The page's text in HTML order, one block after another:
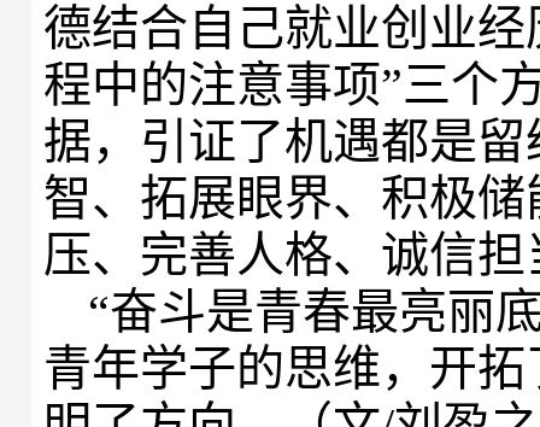
德结合自己就业创业
程中的注意事项”三个
据，引证了机遇都是
智、拓展眼界、积极
压、完善人格、诚信
“奋斗是青春最亮丽
青年学子的思维，开